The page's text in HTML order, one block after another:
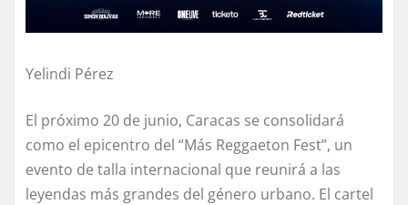
Yelindi Pérez
El próximo 20 de junio, Caracas se consolidará
como el epicentro del “Más Reggaeton Fest”, un
evento de talla internacional que reunirá a las
leyendas más grandes del género urbano. El cartel